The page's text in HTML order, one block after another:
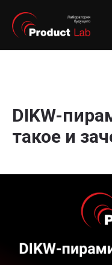
DIKW-
такое и